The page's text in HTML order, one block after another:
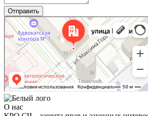
Отправить
О нас